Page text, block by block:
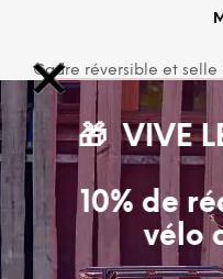
Cadre réversible et selle
De 18 mois à 5 ans.
Assise réglable de 28 à
Fabrication : matières
d’eucalyptus issus de
Découvrez les
🎁 VIVE
10% de
vélo